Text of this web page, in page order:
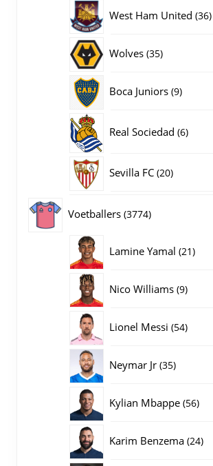
West Ham United 3636
Wolves 3535
Boca Juniors 99
Real Sociedad 66
Sevilla FC 2020
Voetballers 37743774
Lamine Yamal 2121
Nico Williams 99
Lionel Messi 5454
Neymar Jr 3535
Kylian Mbappe 5656
Karim Benzema 2424